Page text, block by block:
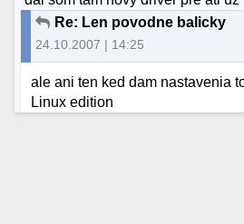
Re: Len povodne balicky
24.10.2007 | 14:25
ale ani ten ked dam nastavenia
Linux edition